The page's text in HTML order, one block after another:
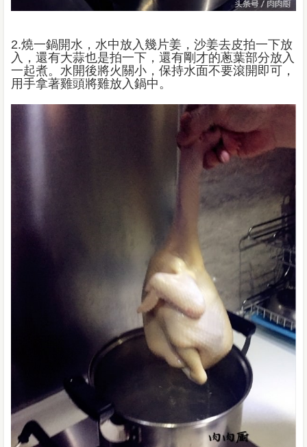
2.燒一鍋開水，水中放入幾片姜，沙姜去皮拍一下放
入，還有大蒜也是拍一下，還有剛才的蔥葉部分放入
一起煮。水開後將火關小，保持水面不要滾開即可，
用手拿著雞頭將雞放入鍋中。